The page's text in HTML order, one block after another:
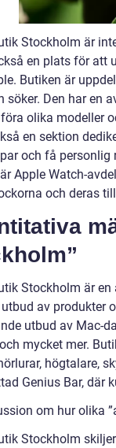
Stockholm är
en plats för att
Butiken är
söker. Den har en
olika modeller
en sektion
och få personlig
Apple Watch-
och deras
Stockholm är
av produkter
utbud av Mac-
mycket mer.
högtalare,
Genius Bar, där
om hur olika
Stockholm